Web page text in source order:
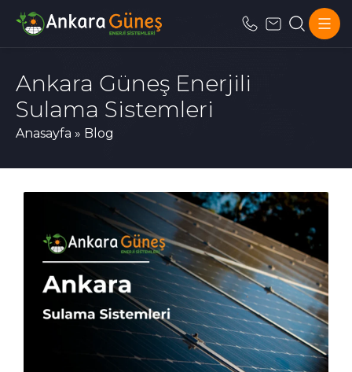
Ankara Güneş Enerjili
Sulama Sistemleri
Anasayfa » Blog